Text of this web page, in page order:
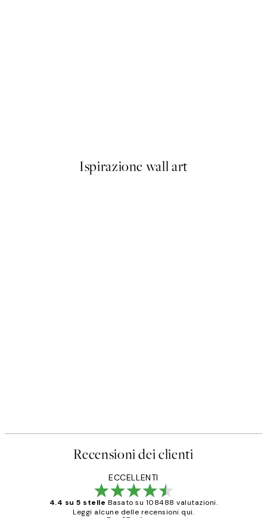
Ispirazione wall art
Recensioni dei clienti
ECCELLENTI
4.4 su 5 stelle Basato su 108488 valutazioni.
Leggi alcune delle recensioni qui.